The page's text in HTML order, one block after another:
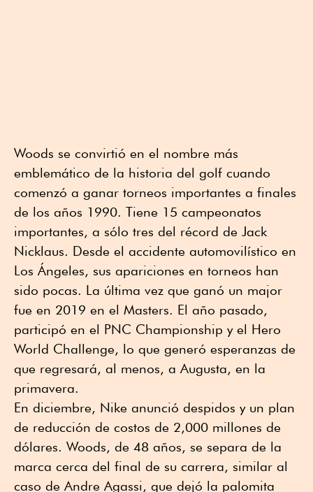
Woods se convirtió en el nombre más
emblemático de la historia del golf cuando
comenzó a ganar torneos importantes a finales
de los años 1990. Tiene 15 campeonatos
importantes, a sólo tres del récord de Jack
Nicklaus. Desde el accidente automovilístico en
Los Ángeles, sus apariciones en torneos han
sido pocas. La última vez que ganó un major
fue en 2019 en el Masters. El año pasado,
participó en el PNC Championship y el Hero
World Challenge, lo que generó esperanzas de
que regresará, al menos, a Augusta, en la
primavera.
En diciembre, Nike anunció despidos y un plan
de reducción de costos de 2,000 millones de
dólares. Woods, de 48 años, se separa de la
marca cerca del final de su carrera, similar al
caso de Andre Agassi, que dejó la palomita